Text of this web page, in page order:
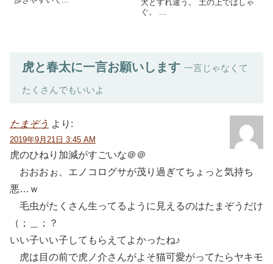
犬とすれ違う。 土の上ではしゃ
ぐ。 ...
虎と春太に一言お願いします 一言じゃなくて
たくさんでもいいよ
たまぞう より:
2019年9月21日 3:45 AM
虎のひねり加減がすごいな＠＠
おおおぉ、エノコログサが茂り過ぎてちょっと気持ち
悪…ｗ
毛虫がたくさん生ってるように見えるのはたまぞうだけ
（；＿；？
いい子いい子してもらえてよかったね♪
虎は目の前で虎ノ介さんがよそ猫可愛がってたらヤキモ